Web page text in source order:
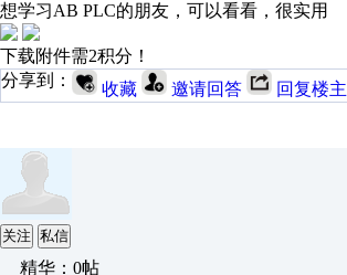
想学习AB PLC的朋友，可以看看，很实用
下载附件需2积分！
分享到：
收藏 邀请回答 回复楼主
关注 私信
精华：0帖